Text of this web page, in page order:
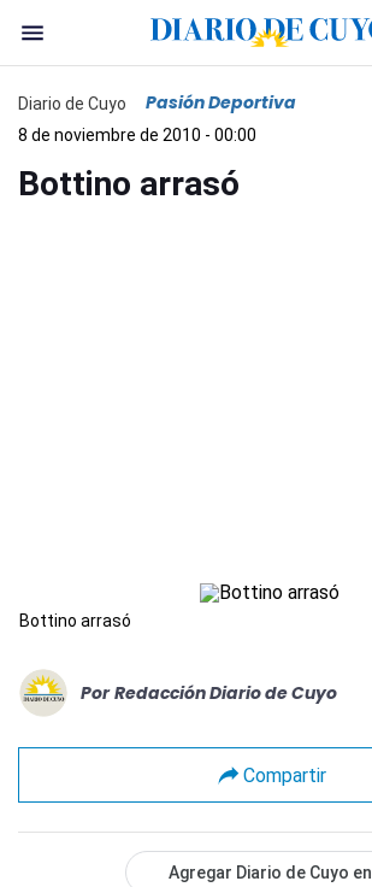
Diario de Cuyo Pasión Deportiva
8 de noviembre de 2010 - 00:00
Bottino arrasó
Bottino arrasó
Por Redacción Diario de Cuyo
Compartir
Agregar Diario de Cuyo en